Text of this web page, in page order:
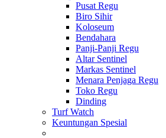
Pusat Regu
Biro Sihir
Koloseum
Bendahara
Panji-Panji Regu
Altar Sentinel
Markas Sentinel
Menara Penjaga Regu
Toko Regu
Dinding
Turf Watch
Keuntungan Spesial